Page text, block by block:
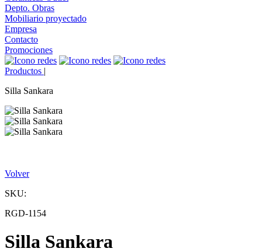
Depto. Obras
Mobiliario proyectado
Empresa
Contacto
Promociones
Productos |
Silla Sankara
Volver
SKU:
RGD-1154
Silla Sankara